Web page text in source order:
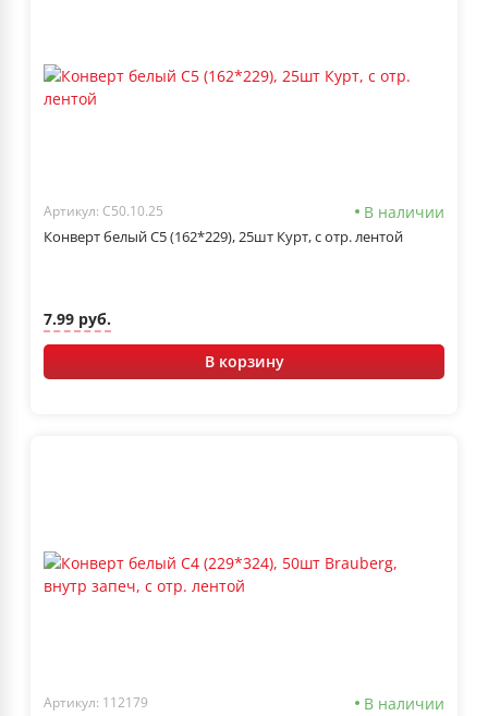
Артикул: С50.10.25 В наличии
Конверт белый С5 (162*229), 25шт Курт, с отр. лентой
7.99 руб.
В корзину
Артикул: 112179 В наличии